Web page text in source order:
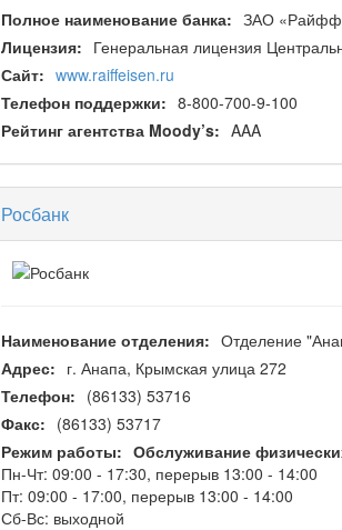
Полное наименование банка: ЗАО
Лицензия: Генеральная лицензия
Сайт: www.raiffeisen.ru
Телефон поддержки: 8-800-700-9-100
Рейтинг агентства Moody’s: AAA
Росбанк
Наименование отделения: Отделение
Адрес: г. Анапа, Крымская улица 272
Телефон: (86133) 53716
Факс: (86133) 53717
Режим работы: Обслуживание
Пн-Чт: 09:00 - 17:30, перерыв 13:00 - 14:00
Пт: 09:00 - 17:00, перерыв 13:00 - 14:00
Сб-Вс: выходной